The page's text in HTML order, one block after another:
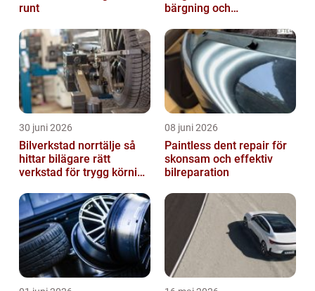
runt
bärgning och
30 juni 2026
Bilverkstad norrtälje så
hittar bilägare rätt
verkstad för trygg körning
08 juni 2026
Paintless dent repair för
skonsam och effektiv
bilreparation